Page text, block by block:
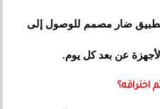
أكثر من 24 ألف تطبيق ضار مصمم للوصول إلى
عن بعد كل يوم.
اختراقه؟